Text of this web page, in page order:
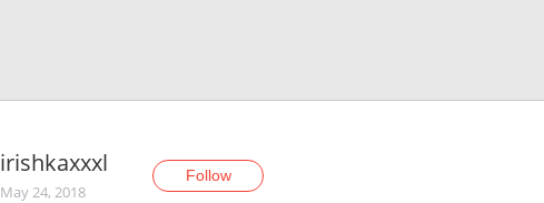
irishkaxxxl
May 24, 2018
Follow